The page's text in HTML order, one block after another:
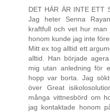
DET HÄR ÄR INTE ETT
Jag heter Senna
kraftfull och vet hur
honom kunde jag inte
Mitt ex tog alltid ett
alltid. Han började
mig utan anledning för
hopp var borta. Jag
över Great
många vittnesbörd om
jag kontaktade honom